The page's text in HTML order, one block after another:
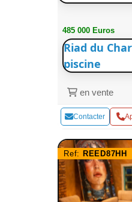
485 000 Euros
Riad du
piscine
en vente
Contacter
Ref: REED87HH